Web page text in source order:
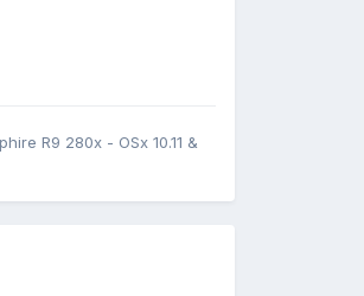
R9 280x - OSx 10.11 &